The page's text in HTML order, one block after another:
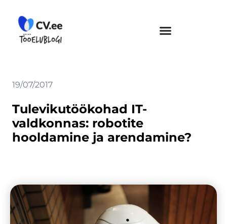
content
19/07/2017
Tulevikutöökohad IT-
valdkonnas: robotite
hooldamine ja arendamine?